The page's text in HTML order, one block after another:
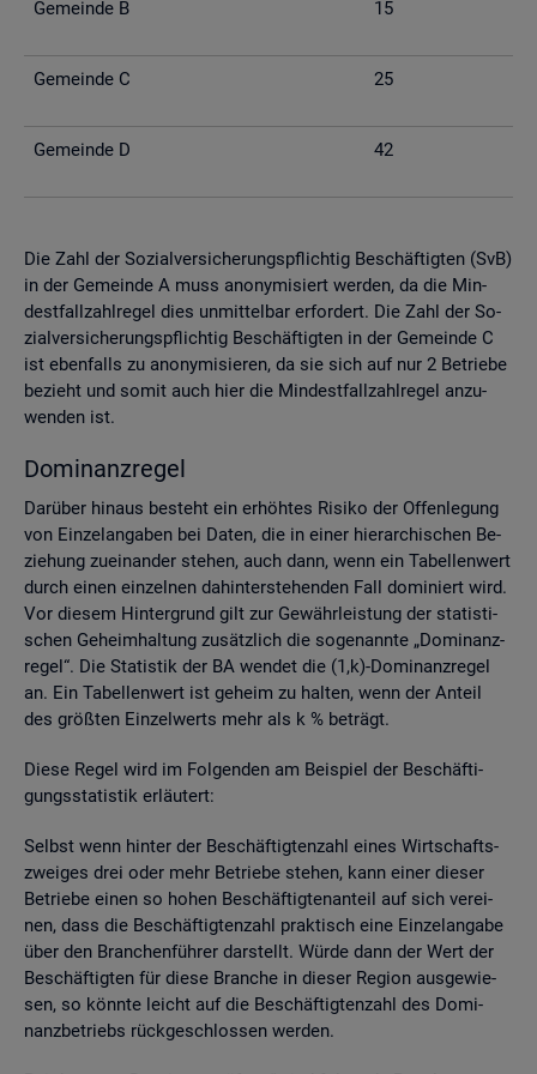
Ge­mein­de B 15
Ge­mein­de C 25
Ge­mein­de D 42
Die Zahl der So­zi­al­ver­si­che­rungs­pflich­tig Be­schäf­tig­ten (SvB)
in der Ge­mein­de A muss an­ony­mi­siert wer­den, da die Min­
dest­fall­zahl­re­gel dies un­mit­tel­bar er­for­dert. Die Zahl der So­
zi­al­ver­si­che­rungs­pflich­tig Be­schäf­tig­ten in der Ge­mein­de C
ist eben­falls zu an­ony­mi­sie­ren, da sie sich auf nur 2 Be­trie­be
be­zieht und somit auch hier die Min­dest­fall­zahl­re­gel an­zu­
wen­den ist.
Do­mi­nanz­re­gel
Dar­über hin­aus be­steht ein er­höh­tes Ri­si­ko der Of­fen­le­gung
von Ein­zel­an­ga­ben bei Daten, die in einer hier­ar­chi­schen Be­
zie­hung zu­ein­an­der ste­hen, auch dann, wenn ein Ta­bel­len­wert
durch einen ein­zel­nen da­hin­ter­ste­hen­den Fall do­mi­niert wird.
Vor die­sem Hin­ter­grund gilt zur Ge­währ­leis­tung der sta­tis­ti­
schen Ge­heim­hal­tung zu­sätz­lich die so­ge­nann­te „Do­mi­nanz­
re­gel“. Die Sta­tis­tik der BA wen­det die (1,k)-Do­mi­nanz­re­gel
an. Ein Ta­bel­len­wert ist ge­heim zu hal­ten, wenn der An­teil
des grö­ß­ten Ein­zel­werts mehr als k % be­trägt.
Diese Regel wird im Fol­gen­den am Bei­spiel der Be­schäf­ti­
gungs­sta­tis­tik er­läu­tert:
Selbst wenn hin­ter der Be­schäf­tig­ten­zahl eines Wirt­schafts­
zwei­ges drei oder mehr Be­trie­be ste­hen, kann einer die­ser
Be­trie­be einen so hohen Be­schäf­tig­ten­an­teil auf sich ver­ei­
nen, dass die Be­schäf­tig­ten­zahl prak­tisch eine Ein­zel­an­ga­be
über den Bran­chen­füh­rer dar­stellt. Würde dann der Wert der
Be­schäf­tig­ten für diese Bran­che in die­ser Re­gi­on aus­ge­wie­
sen, so könn­te leicht auf die Be­schäf­tig­ten­zahl des Do­mi­
nanz­be­triebs rück­ge­schlos­sen wer­den.